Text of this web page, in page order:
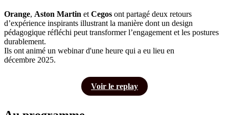
Orange, Aston Martin et Cegos ont partagé deux retours
d’expérience inspirants illustrant la manière dont un design
pédagogique réfléchi peut transformer l’engagement et les postures
durablement.
Ils ont animé un webinar d'une heure qui a eu lieu en
décembre 2025.
Voir le replay